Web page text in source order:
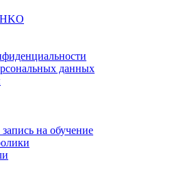
данных
на обучение